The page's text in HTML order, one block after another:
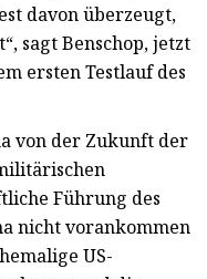
davon überzeugt,
sagt Benschop, jetzt
ersten Testlauf des
von der Zukunft der
Führung des
nicht vorankommen
US-